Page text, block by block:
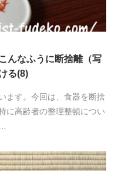
んなふうに断捨離（写
る(8)
ます。今回は、食器を断捨
に高齢者の整理整頓につい